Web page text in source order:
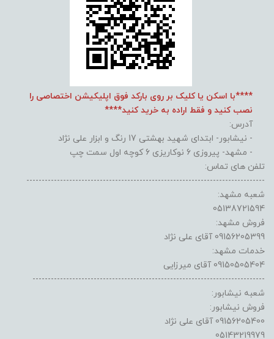
****با اسکن یا کلیک بر روی بارکد فوق اپلیکیشن اختصاصی را
نصب کنید و فقط اراده به خرید کنید****
آدرس:
- نیشابور- ابتدای شهید بهشتی 17 رنگ و ابزار علی نژاد
- مشهد- پیروزی 6 نوکاریزی 6 کوچه اول سمت چپ
تلفن های تماس:
------------------------------------------------------------------------------
شعبه مشهد:
05138721594
فروش مشهد:
09156205399 آقای علی نژاد
خدمات مشهد:
09150505404 آقای میرزایی
----------------------------------------------------------------------------
شعبه نیشابور:
فروش نیشابور:
09156205400 آقای علی نژاد
05143219979